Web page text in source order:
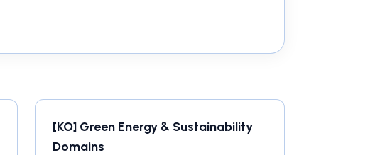
[KO] Green Energy & Sustainability
Domains